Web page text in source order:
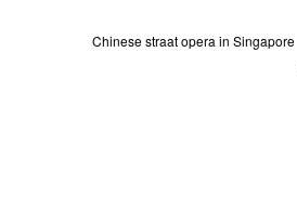
Chinese straat opera in Singapore